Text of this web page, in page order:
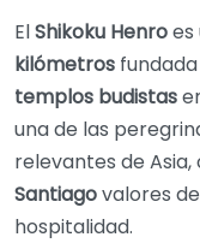
ElShikoku Henroes
kilómetros
templos budistas
una de las
relevantes de
Santiagovalores
hospitalidad.